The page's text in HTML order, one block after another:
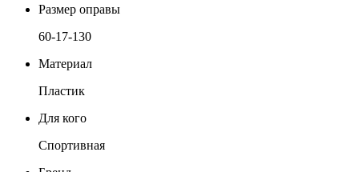
Размер оправы
60-17-130
Материал
Пластик
Для кого
Спортивная